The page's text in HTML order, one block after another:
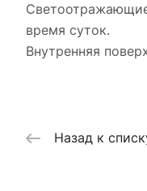
время суток.
Внутренняя
Назад к